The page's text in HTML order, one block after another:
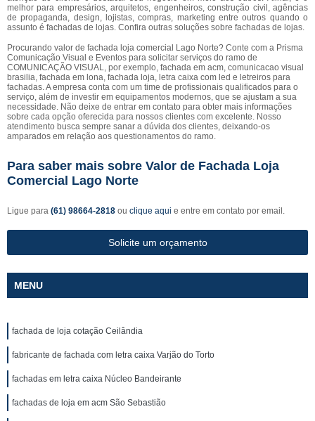
melhor para empresários, arquitetos, engenheiros, construção civil, agências
de propaganda, design, lojistas, compras, marketing entre outros quando o
assunto é fachadas de lojas. Confira outras soluções sobre fachadas de lojas.
Procurando valor de fachada loja comercial Lago Norte? Conte com a Prisma
Comunicação Visual e Eventos para solicitar serviços do ramo de
COMUNICAÇÃO VISUAL, por exemplo, fachada em acm, comunicacao visual
brasilia, fachada em lona, fachada loja, letra caixa com led e letreiros para
fachadas. A empresa conta com um time de profissionais qualificados para o
serviço, além de investir em equipamentos modernos, que se ajustam a sua
necessidade. Não deixe de entrar em contato para obter mais informações
sobre cada opção oferecida para nossos clientes com excelente. Nosso
atendimento busca sempre sanar a dúvida dos clientes, deixando-os
amparados em relação aos questionamentos do ramo.
Para saber mais sobre Valor de Fachada Loja
Comercial Lago Norte
Ligue para (61) 98664-2818 ou clique aqui e entre em contato por email.
Solicite um orçamento
MENU
fachada de loja cotação Ceilândia
fabricante de fachada com letra caixa Varjão do Torto
fachadas em letra caixa Núcleo Bandeirante
fachadas de loja em acm São Sebastião